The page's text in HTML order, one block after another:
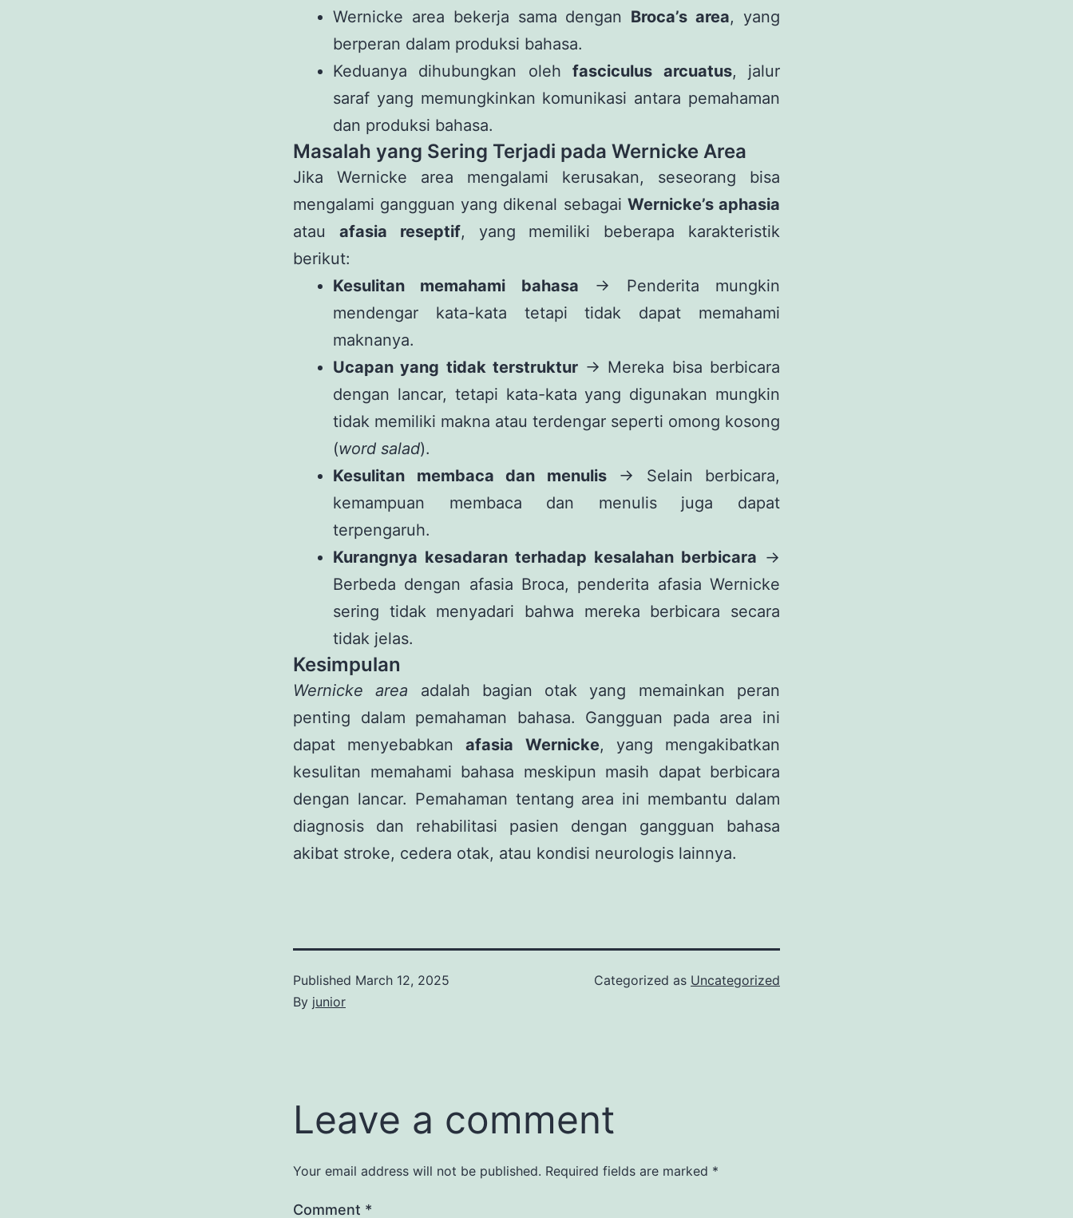
Wernicke area bekerja sama dengan Broca’s area, yang
berperan dalam produksi bahasa.
Keduanya dihubungkan olehfasciculus arcuatus, jalur
saraf yang memungkinkan komunikasi antara pemahaman
dan produksi bahasa.
Masalah yang Sering Terjadi pada Wernicke Area
Jika Wernicke area mengalami kerusakan, seseorang bisa
mengalami gangguan yang dikenal sebagai Wernicke’s aphasia
atau afasia reseptif, yang memiliki beberapa karakteristik
berikut:
Kesulitan memahami bahasa → Penderita mungkin
mendengar kata-kata tetapi tidak dapat memahami
maknanya.
Ucapan yang tidak terstruktur→ Mereka bisa berbicara
dengan lancar, tetapi kata-kata yang digunakan mungkin
tidak memiliki makna atau terdengar seperti omong kosong
(word salad).
Kesulitan membaca dan menulis→ Selain berbicara,
kemampuan membaca dan menulis juga dapat
terpengaruh.
Kurangnya kesadaran terhadap kesalahan berbicara →
Berbeda dengan afasia Broca, penderita afasia Wernicke
sering tidak menyadari bahwa mereka berbicara secara
tidak jelas.
Kesimpulan
Wernicke area adalah bagian otak yang memainkan peran
penting dalam pemahaman bahasa. Gangguan pada area ini
dapat menyebabkanafasia Wernicke, yang mengakibatkan
kesulitan memahami bahasa meskipun masih dapat berbicara
dengan lancar. Pemahaman tentang area ini membantu dalam
diagnosis dan rehabilitasi pasien dengan gangguan bahasa
akibat stroke, cedera otak, atau kondisi neurologis lainnya.
Published March 12, 2025
By junior
Categorized as Uncategorized
Leave a comment
Your email address will not be published. Required fields are marked *
Comment *